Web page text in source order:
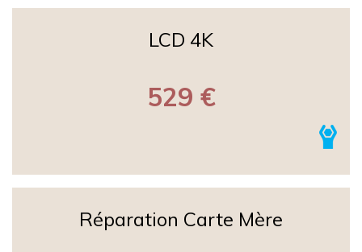
LCD 4K
529 €
Réparation Carte Mère